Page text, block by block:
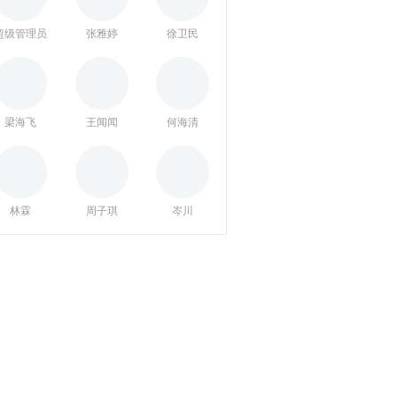
级管理员 张雅婷 徐卫民
梁海飞 王闻闻 何海清
林霖 周子琪 岑川